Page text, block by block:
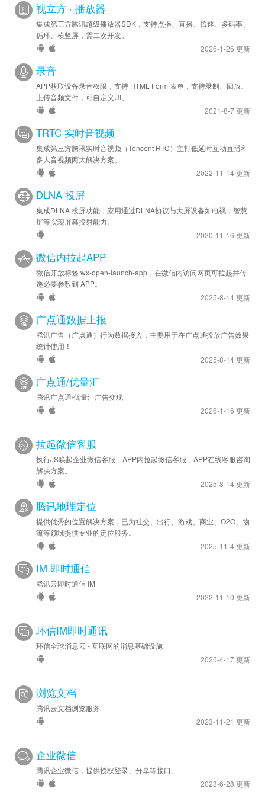
视立方 · 播放器
集成第三方腾讯超级播放器SDK，支持点播、直播、倍速、多码率、
循环、横竖屏，需二次开发。
2026-1-26 更新
录音
APP获取设备录音权限，支持 HTML Form 表单，支持录制、回放、
上传音频文件，可自定义UI。
2021-8-7 更新
TRTC 实时音视频
集成第三方腾讯实时音视频（Tencent RTC）主打低延时互动直播和
多人音视频两大解决方案。
2022-11-14 更新
DLNA 投屏
集成DLNA 投屏功能，应用通过DLNA协议与大屏设备如电视，智慧
屏等实现屏幕投射能力。
2020-11-16 更新
微信内拉起APP
微信开放标签 wx-open-launch-app，在微信内访问网页可拉起并传
递必要参数到 APP。
2025-8-14 更新
广点通数据上报
腾讯广告（广点通）行为数据接入，主要用于在广点通投放广告效果
统计使用！
2025-8-14 更新
广点通/优量汇
腾讯广点通/优量汇广告变现
2026-1-16 更新
拉起微信客服
执行JS唤起企业微信客服，APP内拉起微信客服，APP在线客服咨询
解决方案。
2025-8-14 更新
腾讯地理定位
提供优秀的位置解决方案，已为社交、出行、游戏、商业、O2O、物
流等领域提供专业的定位服务。
2025-11-4 更新
IM 即时通信
腾讯云即时通信 IM
2022-11-10 更新
环信IM即时通讯
环信全球消息云 - 互联网的消息基础设施
2025-4-17 更新
浏览文档
腾讯云文档浏览服务
2023-11-21 更新
企业微信
腾讯企业微信，提供授权登录、分享等接口。
2023-6-28 更新